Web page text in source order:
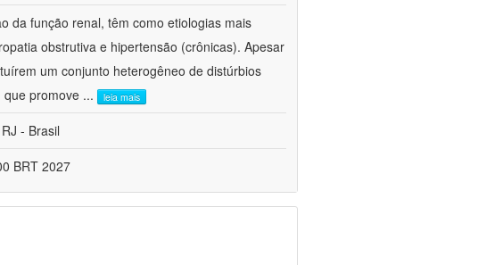
da função renal, têm como etiologias mais
obstrutiva e hipertensão (crônicas). Apesar
um conjunto heterogêneo de distúrbios
que promove ... leia mais
- Brasil
BRT 2027